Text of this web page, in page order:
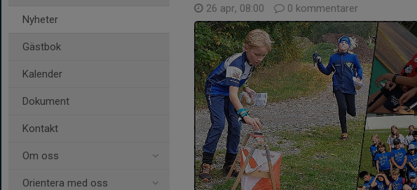
Nyheter
Gästbok
Kalender
Dokument
Kontakt
Om oss
Orientera med oss
26 apr, 08:00 0 kommentarer